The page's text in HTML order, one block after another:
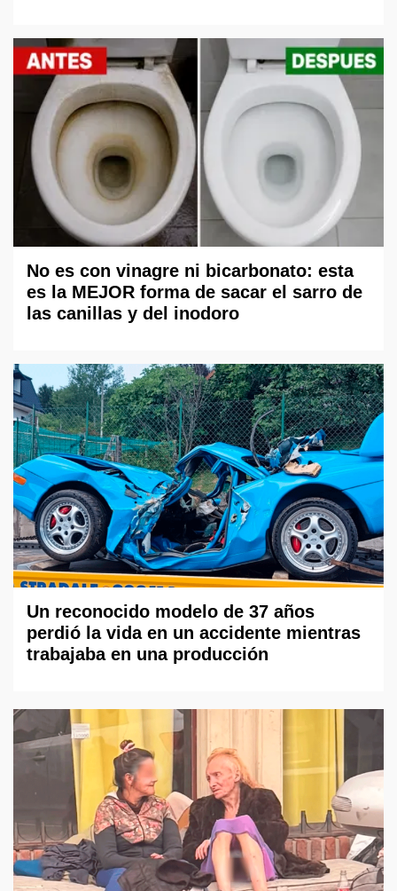
No es con vinagre ni bicarbonato: esta
es la MEJOR forma de sacar el sarro de
las canillas y del inodoro
Un reconocido modelo de 37 años
perdió la vida en un accidente mientras
trabajaba en una producción